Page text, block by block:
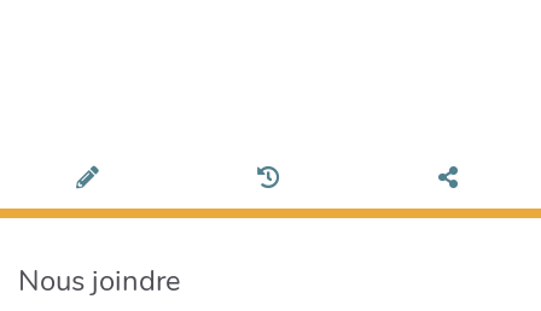
Nous joindre